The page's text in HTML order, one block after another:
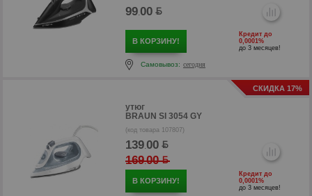
р
99.00
В КОРЗИНУ!
Кредит до
0,0001%
до 3 месяцев!
Самовывоз: сегодня
СКИДКА 17%
утюг
BRAUN SI 3054 GY
(код товара 107807)
139.00
169.00
В КОРЗИНУ!
Кредит до
0,0001%
до 3 месяцев!